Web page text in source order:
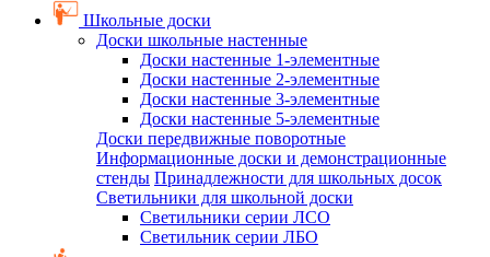
Школьные доски
Доски школьные настенные
Доски настенные 1-элементные
Доски настенные 2-элементные
Доски настенные 3-элементные
Доски настенные 5-элементные
Доски передвижные поворотные
Информационные доски и демонстрационные
стенды Принадлежности для школьных досок
Светильники для школьной доски
Светильники серии ЛСО
Светильник серии ЛБО